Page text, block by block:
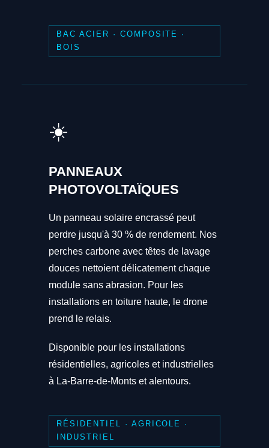
BAC ACIER · COMPOSITE ·
BOIS
☀️
PANNEAUX
PHOTOVOLTAÏQUES
Un panneau solaire encrassé peut
perdre jusqu'à 30 % de rendement. Nos
perches carbone avec têtes de lavage
douces nettoient délicatement chaque
module sans abrasion. Pour les
installations en toiture haute, le drone
prend le relais.
Disponible pour les installations
résidentielles, agricoles et industrielles
à La-Barre-de-Monts et alentours.
RÉSIDENTIEL · AGRICOLE ·
INDUSTRIEL